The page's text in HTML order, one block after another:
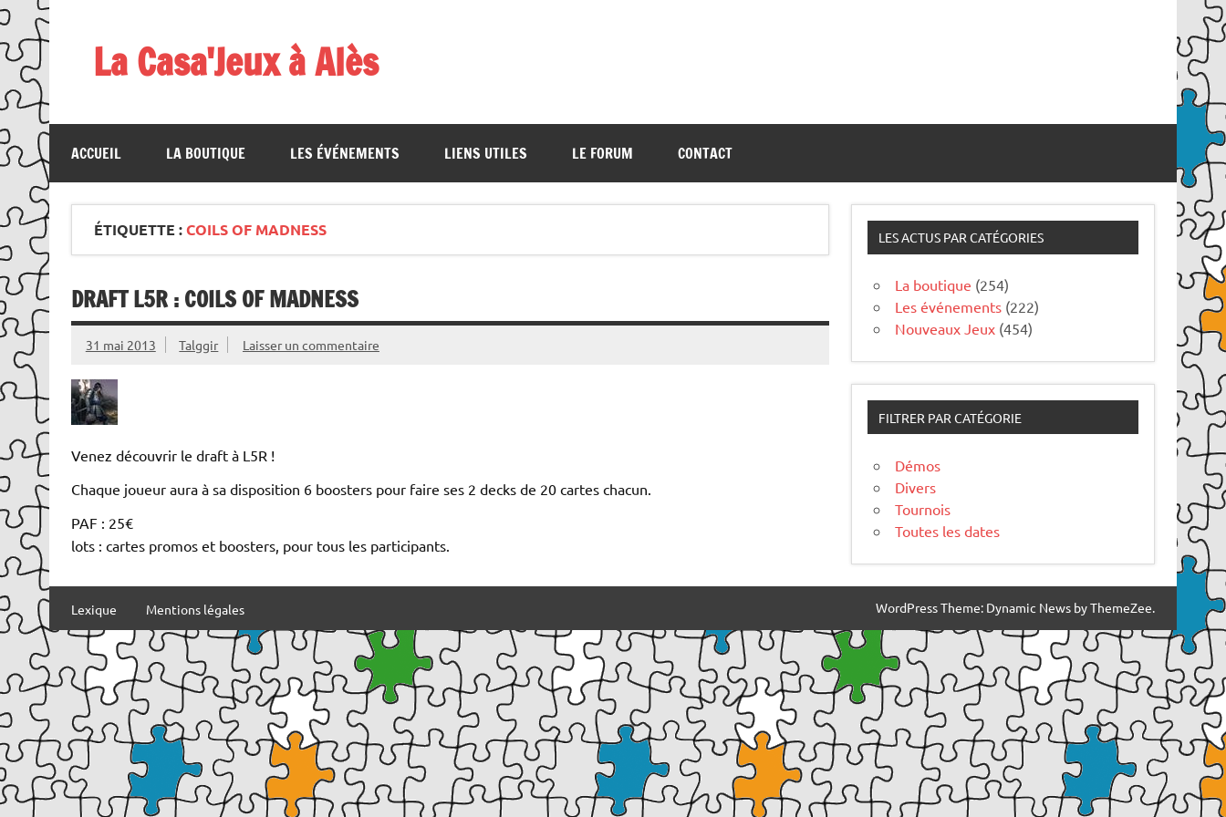
Skip
to
content
La Casa'Jeux à Alès
ACCUEIL LA BOUTIQUE LES ÉVÉNEMENTS LIENS UTILES LE FORUM CONTACT
ÉTIQUETTE :COILS OF MADNESS
DRAFT L5R : COILS OF MADNESS
31 mai 2013 Talggir Laisser un commentaire
Venez découvrir le draft à L5R !
Chaque joueur aura à sa disposition 6 boosters pour faire ses 2 decks de 20 cartes chacun.
PAF : 25€
lots : cartes promos et boosters, pour tous les participants.
LES ACTUS PAR CATÉGORIES
La boutique (254)
Les événements (222)
Nouveaux Jeux (454)
FILTRER PAR CATÉGORIE
Démos
Divers
Tournois
Toutes les dates
Lexique Mentions légales WordPress Theme: Dynamic News by ThemeZee.